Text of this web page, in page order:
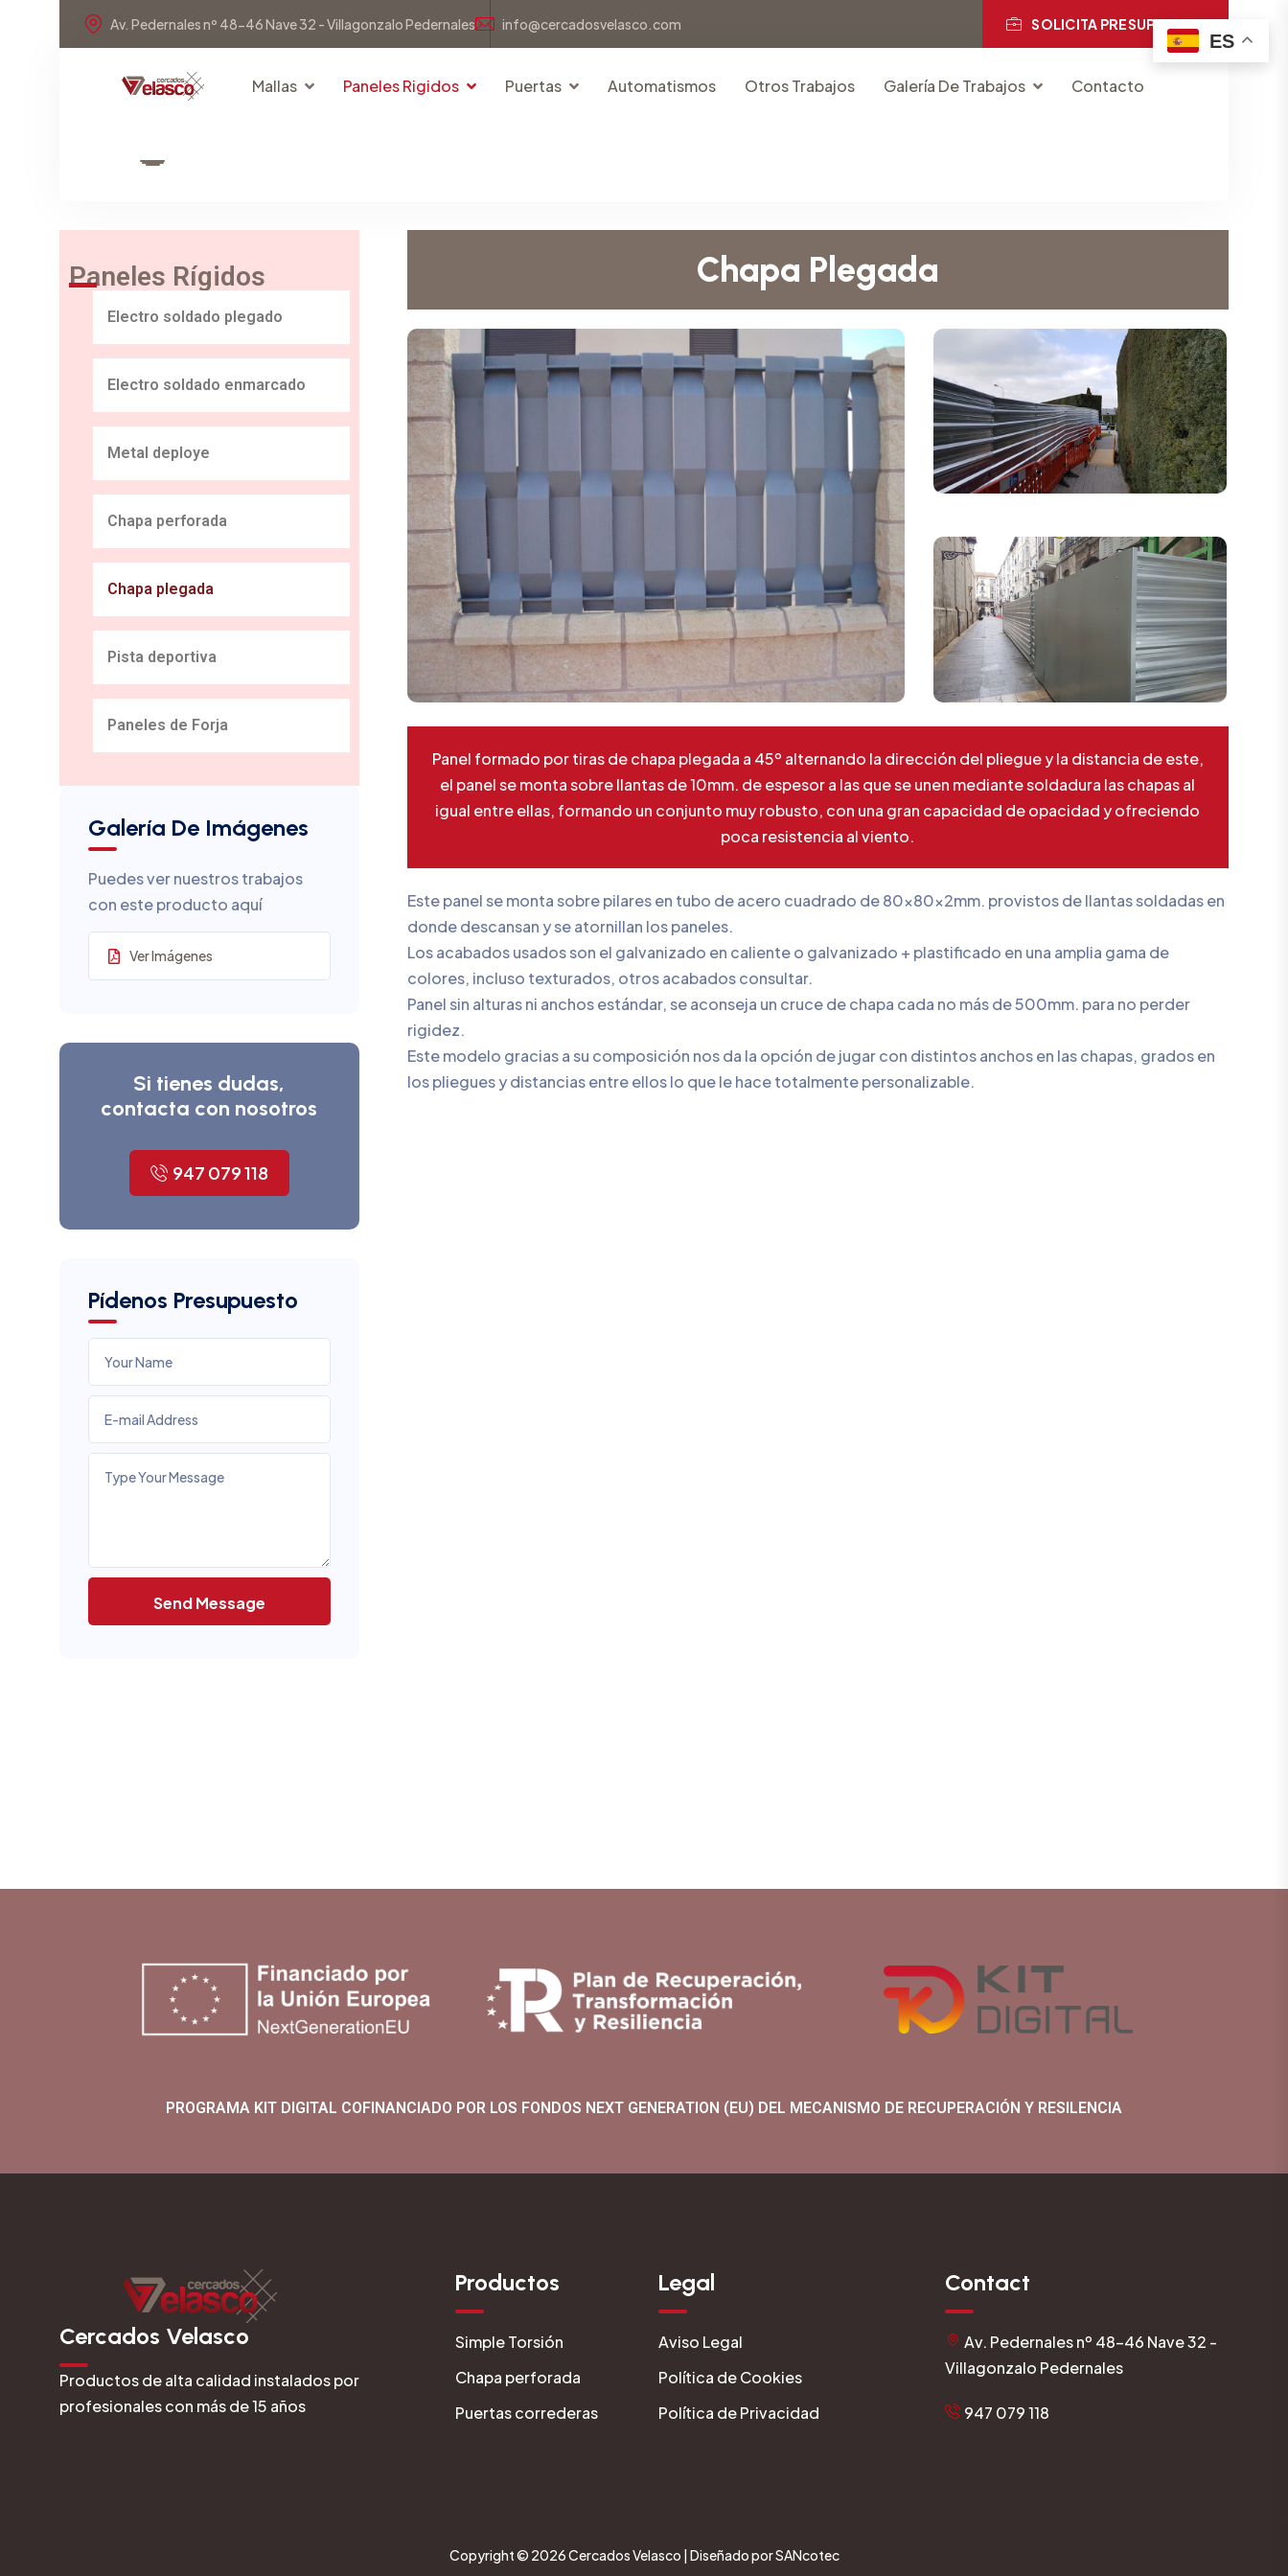
Av. Pedernales nº 48-46 Nave 32 - Villagonzalo Pedernales info@cercadosvelasco.com SOLICITA PRESUPUESTO
Mallas Paneles Rigidos Puertas Automatismos Otros Trabajos Galería De Trabajos Contacto
Paneles Rígidos
Electro soldado plegado
Electro soldado enmarcado
Metal deploye
Chapa perforada
Chapa plegada
Pista deportiva
Paneles de Forja
Galería De Imágenes
Puedes ver nuestros trabajos
con este producto aquí
Ver Imágenes
Si tienes dudas,
contacta con nosotros
947 079 118
Pídenos Presupuesto
Send Message
Chapa Plegada
Panel formado por tiras de chapa plegada a 45º alternando la dirección del pliegue y la distancia de este,
el panel se monta sobre llantas de 10mm. de espesor a las que se unen mediante soldadura las chapas al
igual entre ellas, formando un conjunto muy robusto, con una gran capacidad de opacidad y ofreciendo
poca resistencia al viento.
Este panel se monta sobre pilares en tubo de acero cuadrado de 80x80x2mm. provistos de llantas soldadas en
donde descansan y se atornillan los paneles.
Los acabados usados son el galvanizado en caliente o galvanizado + plastificado en una amplia gama de
colores, incluso texturados, otros acabados consultar.
Panel sin alturas ni anchos estándar, se aconseja un cruce de chapa cada no más de 500mm. para no perder
rigidez.
Este modelo gracias a su composición nos da la opción de jugar con distintos anchos en las chapas, grados en
los pliegues y distancias entre ellos lo que le hace totalmente personalizable.
PROGRAMA KIT DIGITAL COFINANCIADO POR LOS FONDOS NEXT GENERATION (EU) DEL MECANISMO DE RECUPERACIÓN Y RESILENCIA
Cercados Velasco
Productos de alta calidad instalados por
profesionales con más de 15 años
Productos
Simple Torsión
Chapa perforada
Puertas correderas
Legal
Aviso Legal
Política de Cookies
Política de Privacidad
Contact
Av. Pedernales nº 48-46 Nave 32 -
Villagonzalo Pedernales
947 079 118
Copyright © 2026 Cercados Velasco | Diseñado por SANcotec
ES